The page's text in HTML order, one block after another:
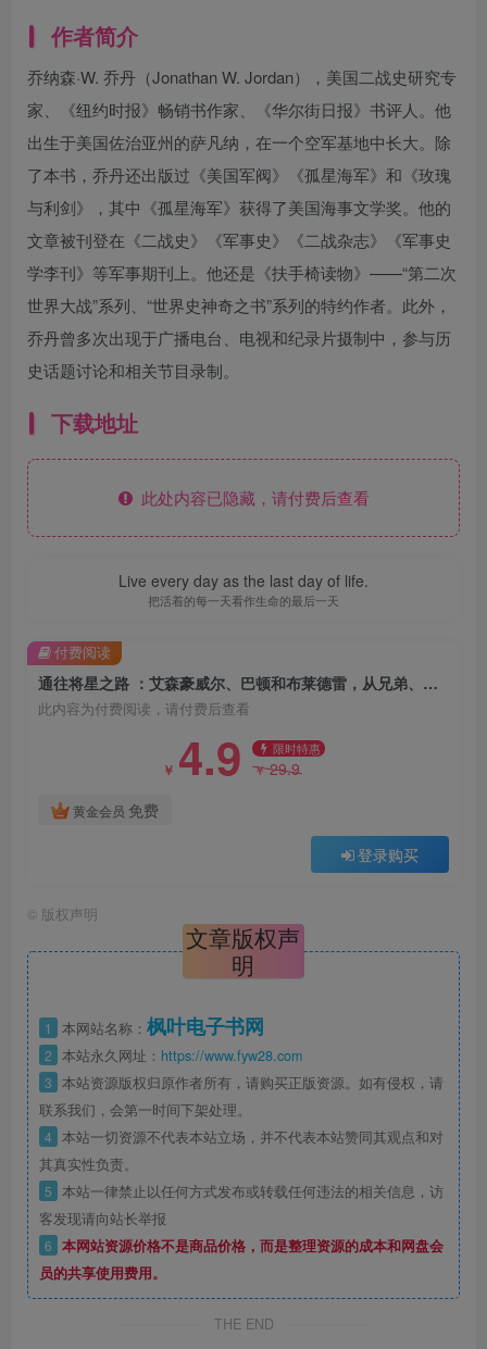
作者简介
乔纳森·W. 乔丹（Jonathan W. Jordan），美国二战史研究专
家、《纽约时报》畅销书作家、《华尔街日报》书评人。他
出生于美国佐治亚州的萨凡纳，在一个空军基地中长大。除
了本书，乔丹还出版过《美国军阀》《孤星海军》和《玫瑰
与利剑》，其中《孤星海军》获得了美国海事文学奖。他的
文章被刊登在《二战史》《军事史》《二战杂志》《军事史
学李刊》等军事期刊上。他还是《扶手椅读物》——“第二次
世界大战”系列、“世界史神奇之书”系列的特约作者。此外，
乔丹曾多次出现于广播电台、电视和纪录片摄制中，参与历
史话题讨论和相关节目录制。
下载地址
此处内容已隐藏，请付费后查看
Live every day as the last day of life.
把活着的每一天看作生命的最后一天
通往将星之路 ：艾森豪威尔、巴顿和布莱德雷，从兄弟、对手，到征战欧洲 （epub+mobi+azw3+pdf）
此内容为付费阅读，请付费后查看
￥ 4.9 限时特惠
￥29.9
黄金会员 免费
登录购买
付费阅读
© 版权声明
文章版权声
明
1 本网站名称： 枫叶电子书网
2 本站永久网址： https://www.fyw28.com
3 本站资源版权归原作者所有，请购买正版资源。如有侵权，请
联系我们，会第一时间下架处理。
4 本站一切资源不代表本站立场，并不代表本站赞同其观点和对
其真实性负责。
5 本站一律禁止以任何方式发布或转载任何违法的相关信息，访
客发现请向站长举报
6 本网站资源价格不是商品价格，而是整理资源的成本和网盘会
员的共享使用费用。
THE END